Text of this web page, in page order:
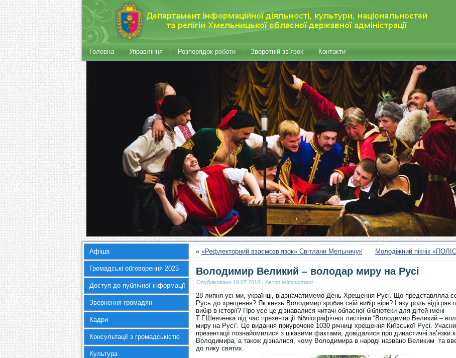
Головна Управління Розпорядок роботи Зворотній зв’язок Контакти
Афіша
Громадські обговорення 2025
Доступ до публічної інформації
Звернення громадян
Кадри
Консультації з громадськістю
Культура
« «Рефлекторний взаємозв’язок» Світлани Мельничук Молодіжний пікнік
Володимир Великий – володар миру на Русі
Опубліковано 19.07.2018 | Автор administrator
28 липня усі ми, українці, відзначатимемо День Хрещення Русі. Що представляла
Русь до хрещення? Як князь Володимир зробив свій вибір віри? І яку роль відіграв
вибір в історії? Про усе це дізнавалися читачі обласної бібліотеки для дітей імені
Т.Г.Шевченка під час презентації бібліографічної листівки “Володимир Великий –
миру на Русі”. Це видання приурочене 1030 річниці хрещення Київської Русі.
презентації познайомилися з цікавими фактами, довідалися про династичні зв’язки
Володимира, а також дізналися, чому Володимира в народі названо Великим та
до лику святих.